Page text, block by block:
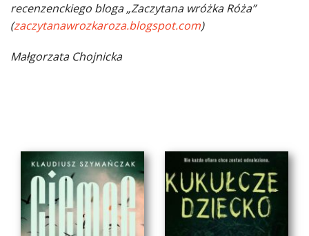
recenzenckiego bloga „Zaczytana wróżka Róża”
(zaczytanawrozkaroza.blogspot.com)
Małgorzata Chojnicka